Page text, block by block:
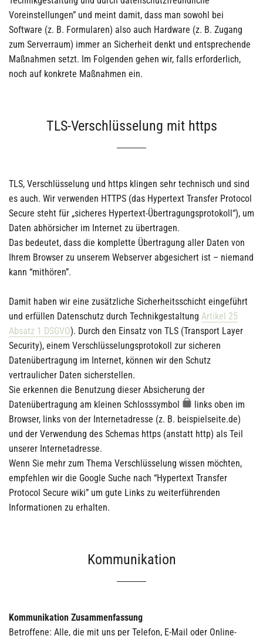
Voreinstellungen” und meint damit, dass man sowohl bei
Software (z. B. Formularen) also auch Hardware (z. B. Zugang
zum Serverraum) immer an Sicherheit denkt und entsprechende
Maßnahmen setzt. Im Folgenden gehen wir, falls erforderlich,
noch auf konkrete Maßnahmen ein.
TLS-Verschlüsselung mit https
TLS, Verschlüsselung und https klingen sehr technisch und sind
es auch. Wir verwenden HTTPS (das Hypertext Transfer Protocol
Secure steht für „sicheres Hypertext-Übertragungsprotokoll“), um
Daten abhörsicher im Internet zu übertragen.
Das bedeutet, dass die komplette Übertragung aller Daten von
Ihrem Browser zu unserem Webserver abgesichert ist – niemand
kann “mithören”.
Damit haben wir eine zusätzliche Sicherheitsschicht eingeführt
und erfüllen Datenschutz durch Technikgestaltung Artikel 25
Absatz 1 DSGVO). Durch den Einsatz von TLS (Transport Layer
Security), einem Verschlüsselungsprotokoll zur sicheren
Datenübertragung im Internet, können wir den Schutz
vertraulicher Daten sicherstellen.
Sie erkennen die Benutzung dieser Absicherung der
Datenübertragung am kleinen Schlosssymbol
links oben im
Browser, links von der Internetadresse (z. B. beispielseite.de)
und der Verwendung des Schemas https (anstatt http) als Teil
unserer Internetadresse.
Wenn Sie mehr zum Thema Verschlüsselung wissen möchten,
empfehlen wir die Google Suche nach “Hypertext Transfer
Protocol Secure wiki” um gute Links zu weiterführenden
Informationen zu erhalten.
Kommunikation
Kommunikation Zusammenfassung
Betroffene: Alle, die mit uns per Telefon, E-Mail oder Online-